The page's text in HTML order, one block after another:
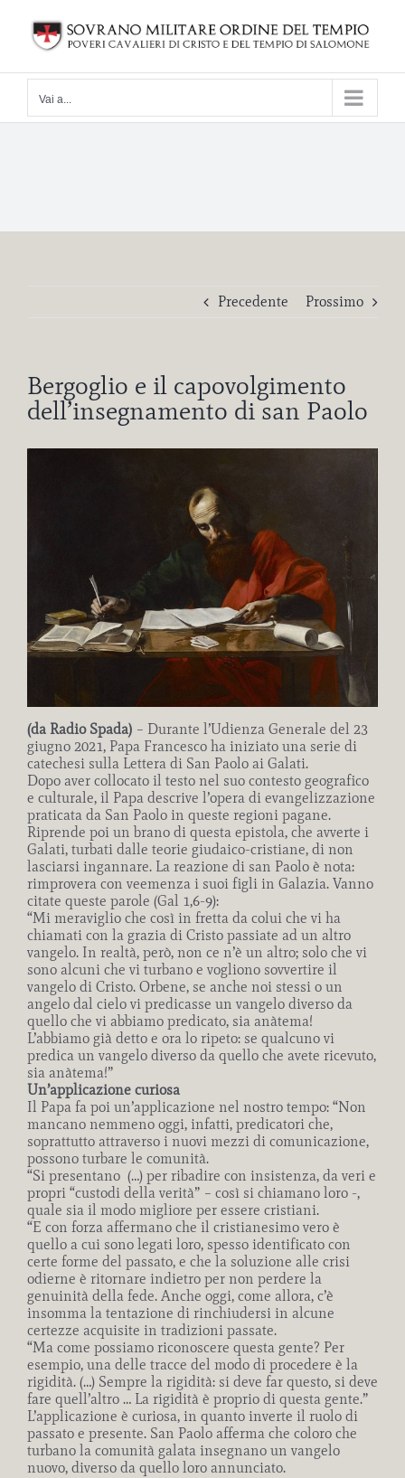
contenuto
Vai a...
Precedente Prossimo
Bergoglio e il capovolgimento
dell’insegnamento di san Paolo
(da Radio Spada) – Durante l’Udienza Generale del 23
giugno 2021, Papa Francesco ha iniziato una serie di
catechesi sulla Lettera di San Paolo ai Galati.
Dopo aver collocato il testo nel suo contesto geografico
e culturale, il Papa descrive l’opera di evangelizzazione
praticata da San Paolo in queste regioni pagane.
Riprende poi un brano di questa epistola, che avverte i
Galati, turbati dalle teorie giudaico-cristiane, di non
lasciarsi ingannare. La reazione di san Paolo è nota:
rimprovera con veemenza i suoi figli in Galazia. Vanno
citate queste parole (Gal 1,6-9):
“Mi meraviglio che così in fretta da colui che vi ha
chiamati con la grazia di Cristo passiate ad un altro
vangelo. In realtà, però, non ce n’è un altro; solo che vi
sono alcuni che vi turbano e vogliono sovvertire il
vangelo di Cristo. Orbene, se anche noi stessi o un
angelo dal cielo vi predicasse un vangelo diverso da
quello che vi abbiamo predicato, sia anàtema!
L’abbiamo già detto e ora lo ripeto: se qualcuno vi
predica un vangelo diverso da quello che avete ricevuto,
sia anàtema!”
Un’applicazione curiosa
Il Papa fa poi un’applicazione nel nostro tempo: “Non
mancano nemmeno oggi, infatti, predicatori che,
soprattutto attraverso i nuovi mezzi di comunicazione,
possono turbare le comunità.
“Si presentano (…) per ribadire con insistenza, da veri e
propri “custodi della verità” – così si chiamano loro -,
quale sia il modo migliore per essere cristiani.
“E con forza affermano che il cristianesimo vero è
quello a cui sono legati loro, spesso identificato con
certe forme del passato, e che la soluzione alle crisi
odierne è ritornare indietro per non perdere la
genuinità della fede. Anche oggi, come allora, c’è
insomma la tentazione di rinchiudersi in alcune
certezze acquisite in tradizioni passate.
“Ma come possiamo riconoscere questa gente? Per
esempio, una delle tracce del modo di procedere è la
rigidità. (…) Sempre la rigidità: si deve far questo, si deve
fare quell’altro … La rigidità è proprio di questa gente.”
L’applicazione è curiosa, in quanto inverte il ruolo di
passato e presente. San Paolo afferma che coloro che
turbano la comunità galata insegnano un vangelo
nuovo, diverso da quello loro annunciato.